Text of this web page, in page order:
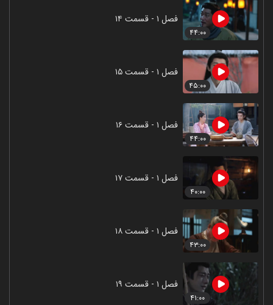
۴۴:۰۰
فصل ۱ - قسمت ۱۴
۴۵:۰۰
فصل ۱ - قسمت ۱۵
۴۴:۰۰
فصل ۱ - قسمت ۱۶
۴۰:۰۰
فصل ۱ - قسمت ۱۷
۴۳:۰۰
فصل ۱ - قسمت ۱۸
۴۱:۰۰
فصل ۱ - قسمت ۱۹